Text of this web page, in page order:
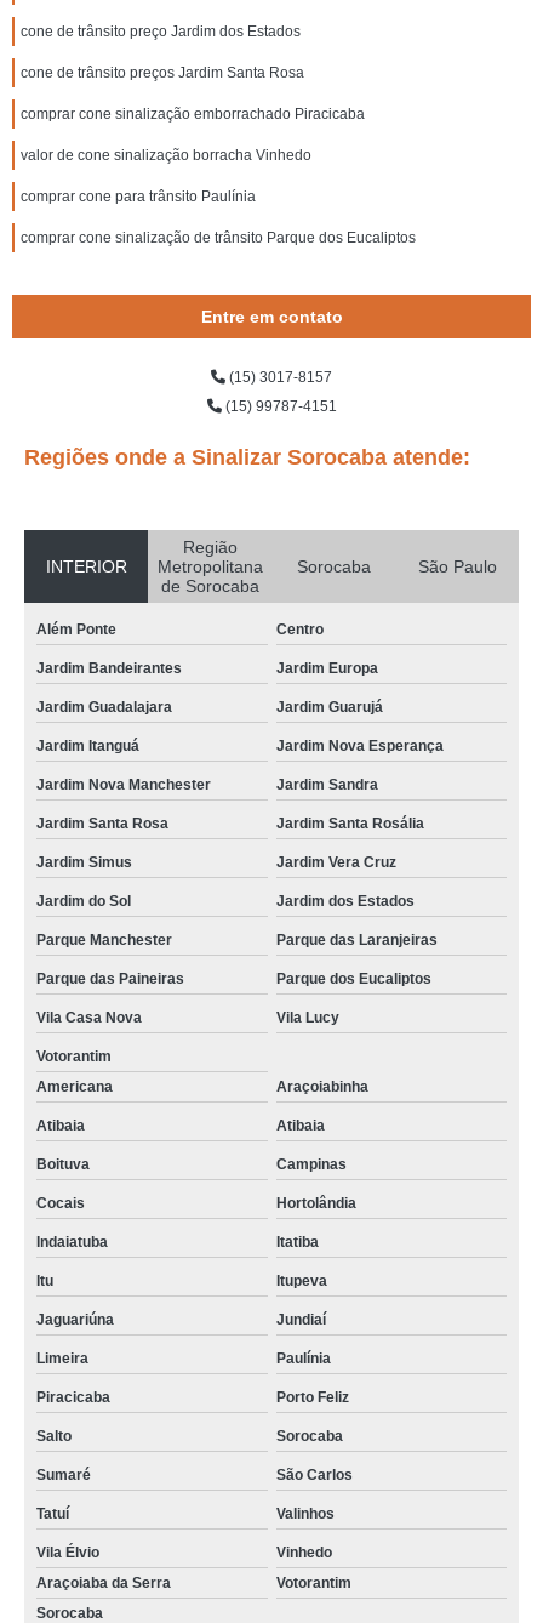
cone de trânsito preço Jardim dos Estados
cone de trânsito preços Jardim Santa Rosa
comprar cone sinalização emborrachado Piracicaba
valor de cone sinalização borracha Vinhedo
comprar cone para trânsito Paulínia
comprar cone sinalização de trânsito Parque dos Eucaliptos
Entre em contato
(15) 3017-8157
(15) 99787-4151
Regiões onde a Sinalizar Sorocaba atende:
INTERIOR
Região
Metropolitana
de Sorocaba
Sorocaba São Paulo
Além Ponte Centro
Jardim Bandeirantes Jardim Europa
Jardim Guadalajara Jardim Guarujá
Jardim Itanguá Jardim Nova Esperança
Jardim Nova Manchester Jardim Sandra
Jardim Santa Rosa Jardim Santa Rosália
Jardim Simus Jardim Vera Cruz
Jardim do Sol Jardim dos Estados
Parque Manchester Parque das Laranjeiras
Parque das Paineiras Parque dos Eucaliptos
Vila Casa Nova Vila Lucy
Votorantim
Americana
Araçoiabinha
Atibaia Atibaia
Boituva Campinas
Cocais Hortolândia
Indaiatuba Itatiba
Itu Itupeva
Jaguariúna Jundiaí
Limeira Paulínia
Piracicaba Porto Feliz
Salto Sorocaba
Sumaré São Carlos
Tatuí Valinhos
Vila Élvio
Vinhedo
Araçoiaba da Serra
Votorantim
Sorocaba